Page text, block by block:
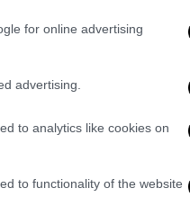
for online advertising
advertising.
to analytics like cookies on
to functionality of the website
κατοικία
κουτί με
με τα
Ταϊτής και
του